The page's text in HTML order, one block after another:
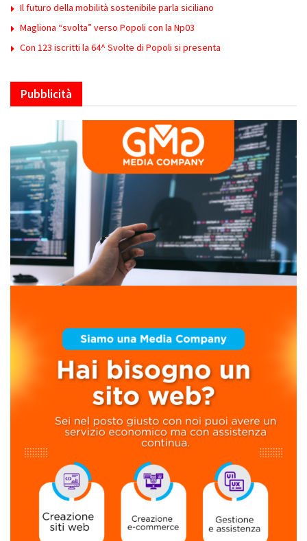
Il futuro della mobilità sostenibile parla siciliano
Magliona “svolta” verso Popoli con la Np03
Con 123 iscritti la 64^ Svolte di Popoli si presenta
Pubblicità